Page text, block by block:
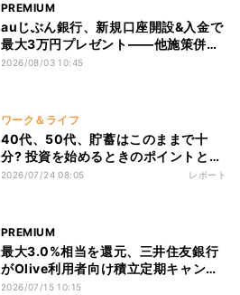
PREMIUM
auじぶん銀行、新規口座開設&入金で
最大3万円プレゼント――他施策併用
で最大5.4万円相当に
2026/08/03 10:45
ワーク＆ライフ
40代、50代、貯蓄はこのままで十
分? 投資を始めるときのポイントとポ
ートフォリオの考え方を解説
2026/07/24 08:05 レポート
PREMIUM
最大3.0%相当を還元、三井住友銀行
がOlive利用者向け積立定期キャンペ
ーン
2026/07/15 10:15